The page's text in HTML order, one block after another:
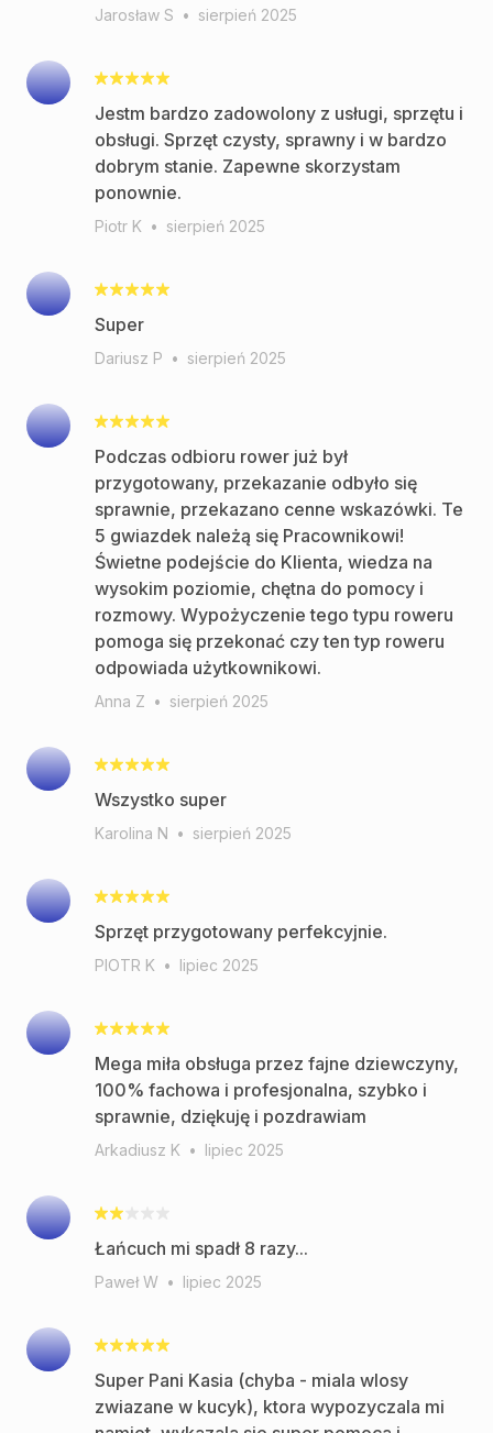
Jarosław S • sierpień 2025
Jestm bardzo zadowolony z usługi, sprzętu i
obsługi. Sprzęt czysty, sprawny i w bardzo
dobrym stanie. Zapewne skorzystam
ponownie.
Piotr K • sierpień 2025
Super
Dariusz P • sierpień 2025
Podczas odbioru rower już był
przygotowany, przekazanie odbyło się
sprawnie, przekazano cenne wskazówki. Te
5 gwiazdek należą się Pracownikowi!
Świetne podejście do Klienta, wiedza na
wysokim poziomie, chętna do pomocy i
rozmowy. Wypożyczenie tego typu roweru
pomoga się przekonać czy ten typ roweru
odpowiada użytkownikowi.
Anna Z • sierpień 2025
Wszystko super
Karolina N • sierpień 2025
Sprzęt przygotowany perfekcyjnie.
PIOTR K • lipiec 2025
Mega miła obsługa przez fajne dziewczyny,
100% fachowa i profesjonalna, szybko i
sprawnie, dziękuję i pozdrawiam
Arkadiusz K • lipiec 2025
Łańcuch mi spadł 8 razy...
Paweł W • lipiec 2025
Super Pani Kasia (chyba - miala wlosy
zwiazane w kucyk), ktora wypozyczala mi